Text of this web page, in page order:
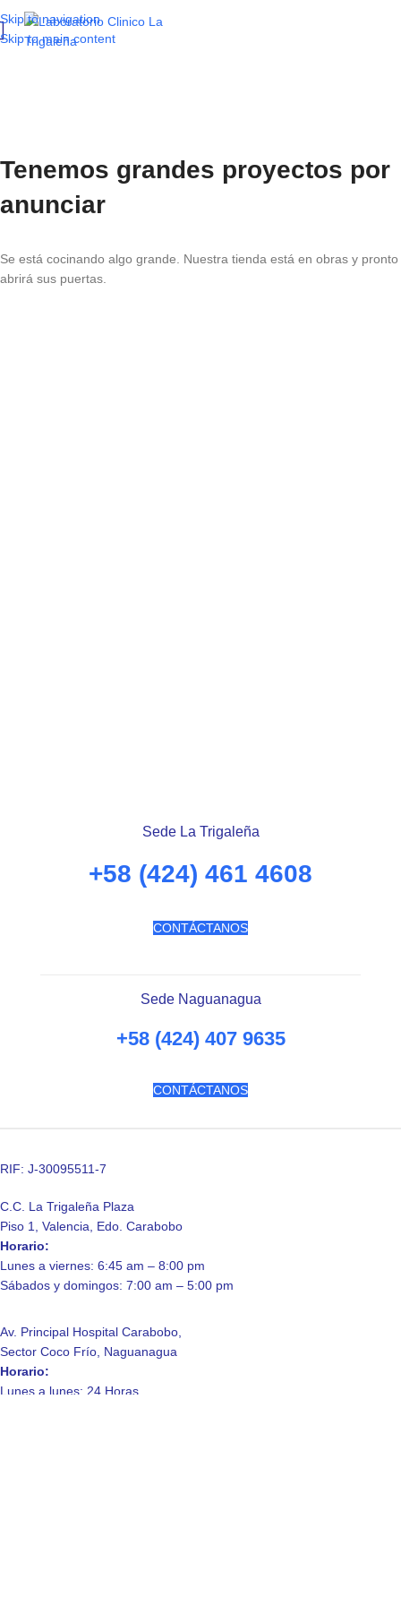
Skip to navigation
Skip to main content
Tenemos grandes proyectos por
anunciar
Se está cocinando algo grande. Nuestra tienda está en obras y pronto
abrirá sus puertas.
Sede La Trigaleña
+58 (424) 461 4608
CONTÁCTANOS
Sede Naguanagua
+58 (424) 407 9635
CONTÁCTANOS
RIF: J-30095511-7
C.C. La Trigaleña Plaza
Piso 1, Valencia, Edo. Carabobo
Horario:
Lunes a viernes: 6:45 am – 8:00 pm
Sábados y domingos: 7:00 am – 5:00 pm
Av. Principal Hospital Carabobo,
Sector Coco Frío, Naguanagua
Horario:
Lunes a lunes: 24 Horas.